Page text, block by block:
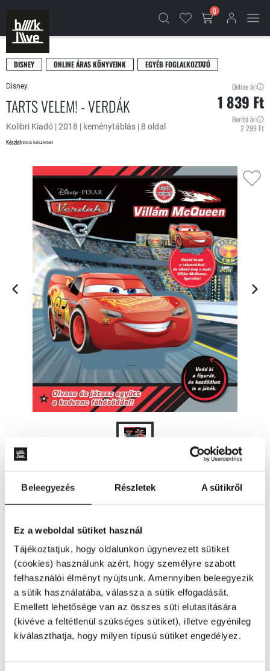
Beleegyezés Részletek A sütikről
Ez a weboldal sütiket használ
Tájékoztatjuk, hogy oldalunkon úgynevezett sütiket
(cookies) használunk azért, hogy személyre szabott
felhasználói élményt nyújtsunk. Amennyiben beleegyezik
a sütik használatába, válassza a sütik elfogadását.
Emellett lehetősége van az összes süti elutasítására
(kivéve a feltétlenül szükséges sütiket), illetve egyénileg
kiválaszthatja, hogy milyen típusú sütiket engedélyez.
0
DISNEY ONLINE ÁRAS KÖNYVEINK EGYÉB FOGLALKOZTATÓ
Disney
TARTS VELEM! - VERDÁK
Kolibri Kiadó | 2018 | keménytáblás | 8 oldal
Készletnincs készleten
Online ár:
1 839 Ft
Borító ár:
2 299 Ft
ÉRTESÍTÉST KÉREK
Vedd ki a figurát, és kezdődhet is a játék. Illeszd össze a talpacskával,
és alkosd meg a saját Villám McQueen-figurádat!
KÖNYV ADATAI